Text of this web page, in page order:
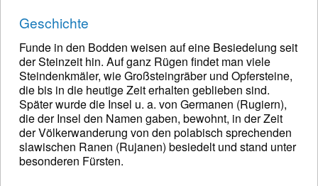
Geschichte
Funde in den Bodden weisen auf eine Besiedelung seit
der Steinzeit hin. Auf ganz Rügen findet man viele
Steindenkmäler, wie Großsteingräber und Opfersteine,
die bis in die heutige Zeit erhalten geblieben sind.
Später wurde die Insel u. a. von Germanen (Rugiern),
die der Insel den Namen gaben, bewohnt, in der Zeit
der Völkerwanderung von den polabisch sprechenden
slawischen Ranen (Rujanen) besiedelt und stand unter
besonderen Fürsten.